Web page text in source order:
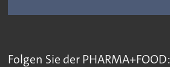
Folgen Sie der PHARMA+FOOD: